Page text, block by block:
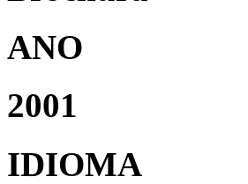
ANO
2001
IDIOMA